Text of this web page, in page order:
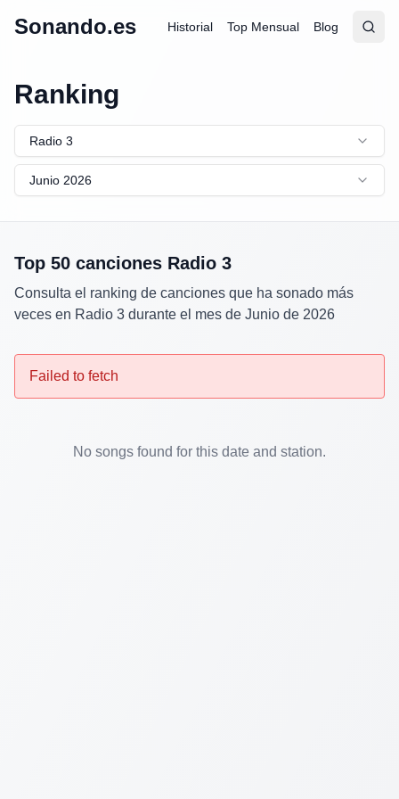
Sonando.es Historial Top Mensual Blog
Abrir
Ranking
Radio 3
Junio 2026
Top 50 canciones Radio 3
Consulta el ranking de canciones que ha sonado más
veces en Radio 3 durante el mes de Junio de 2026
Failed to fetch
No songs found for this date and station.